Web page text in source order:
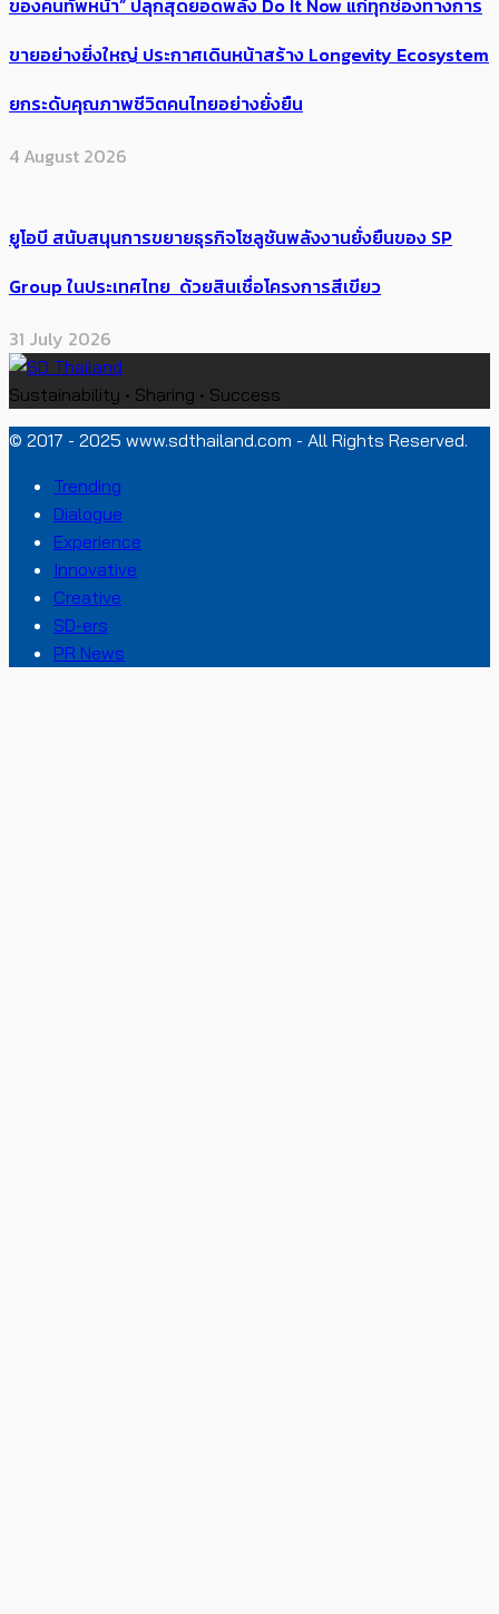
ขายอย่างยิ่งใหญ่ ประกาศเดินหน้าสร้าง Longevity Ecosystem
ยกระดับคุณภาพชีวิตคนไทยอย่างยั่งยืน
4 August 2026
ยูโอบี สนับสนุนการขยายธุรกิจโซลูชันพลังงานยั่งยืนของ SP
Group ในประเทศไทย ด้วยสินเชื่อโครงการสีเขียว
31 July 2026
Sustainability • Sharing • Success
© 2017 - 2025 www.sdthailand.com - All Rights Reserved.
Trending
Dialogue
Experience
Innovative
Creative
SD-ers
PR News